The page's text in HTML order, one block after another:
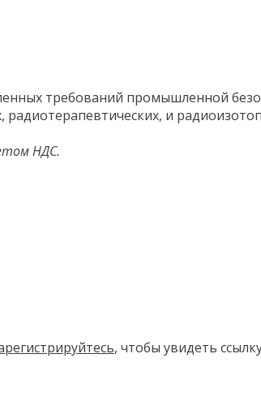
требований промышленной
радиотерапевтических, и
НДС.
, чтобы увидеть